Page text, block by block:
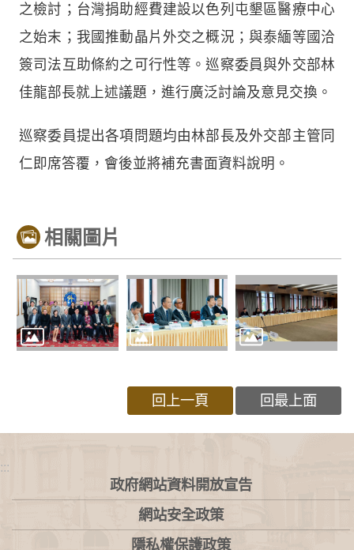
之檢討；台灣捐助經費建設以色列屯墾區醫療中心
之始末；我國推動晶片外交之概況；與泰緬等國洽
簽司法互助條約之可行性等。巡察委員與外交部林
佳龍部長就上述議題，進行廣泛討論及意見交換。
巡察委員提出各項問題均由林部長及外交部主管同
仁即席答覆，會後並將補充書面資料說明。
相關圖片
回上一頁 回最上面
:::
政府網站資料開放宣告
網站安全政策
隱私權保護政策